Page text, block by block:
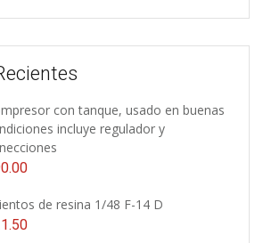
con tanque, usado en buenas
incluye regulador y
de resina 1/48 F-14 D